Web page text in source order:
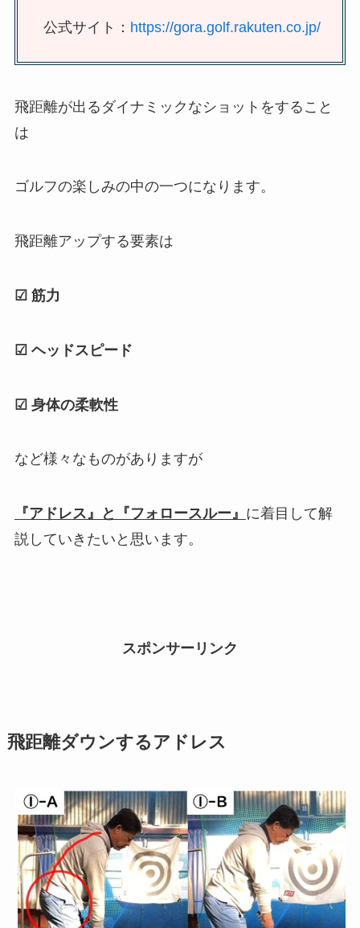
公式サイト： https://gora.golf.rakuten.co.jp/
飛距離が出るダイナミックなショットをすること
は
ゴルフの楽しみの中の一つになります。
飛距離アップする要素は
☑ 筋力
☑ ヘッドスピード
☑ 身体の柔軟性
など様々なものがありますが
『アドレス』と『フォロースルー』 に着目して解
説していきたいと思います。
スポンサーリンク
飛距離ダウンするアドレス